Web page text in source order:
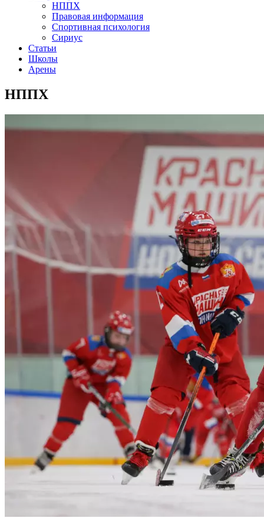
НППХ
Правовая информация
Спортивная психология
Cириус
Статьи
Школы
Арены
НППХ